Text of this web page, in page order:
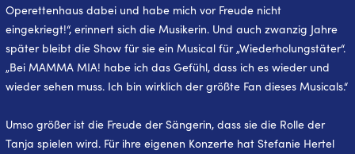
Operettenhaus dabei und habe mich vor Freude nicht
eingekriegt!“, erinnert sich die Musikerin. Und auch zwanzig Jahre
später bleibt die Show für sie ein Musical für „Wiederholungstäter“.
„Bei MAMMA MIA! habe ich das Gefühl, dass ich es wieder und
wieder sehen muss. Ich bin wirklich der größte Fan dieses Musicals.“
Umso größer ist die Freude der Sängerin, dass sie die Rolle der
Tanja spielen wird. Für ihre eigenen Konzerte hat Stefanie Hertel